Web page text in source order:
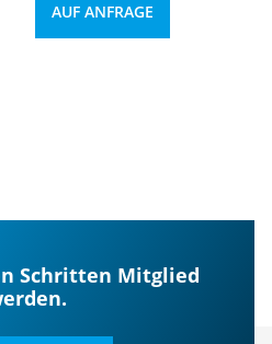
AUF ANFRAGE
Schritten Mitglied